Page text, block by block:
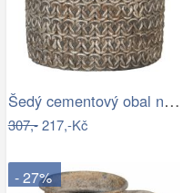
Šedý cementový obal na květináč s…
307,-217,-Kč
- 27%